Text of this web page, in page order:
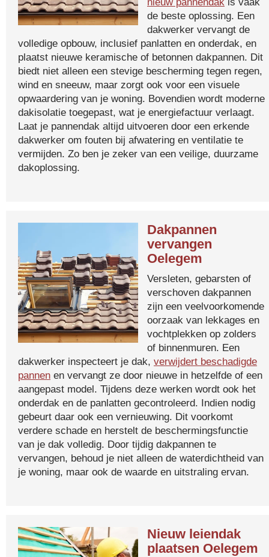
de beste oplossing. Een
dakwerker vervangt de
volledige opbouw, inclusief panlatten en onderdak, en
plaatst nieuwe keramische of betonnen dakpannen. Dit
biedt niet alleen een stevige bescherming tegen regen,
wind en sneeuw, maar zorgt ook voor een visuele
opwaardering van je woning. Bovendien wordt moderne
dakisolatie toegepast, wat je energiefactuur verlaagt.
Laat je pannendak altijd uitvoeren door een erkende
dakwerker om fouten bij afwatering en ventilatie te
vermijden. Zo ben je zeker van een veilige, duurzame
dakoplossing.
Dakpannen
vervangen
Oelegem
Versleten, gebarsten of
verschoven dakpannen
zijn een veelvoorkomende
oorzaak van lekkages en
vochtplekken op zolders
of binnenmuren. Een
dakwerker inspecteert je dak, verwijdert beschadigde
pannen en vervangt ze door nieuwe in hetzelfde of een
aangepast model. Tijdens deze werken wordt ook het
onderdak en de panlatten gecontroleerd. Indien nodig
gebeurt daar ook een vernieuwing. Dit voorkomt
verdere schade en herstelt de beschermingsfunctie
van je dak volledig. Door tijdig dakpannen te
vervangen, behoud je niet alleen de waterdichtheid van
je woning, maar ook de waarde en uitstraling ervan.
Nieuw leiendak
plaatsen Oelegem